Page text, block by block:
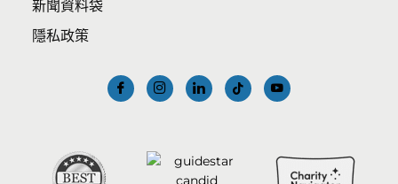
新聞資料袋
隱私政策